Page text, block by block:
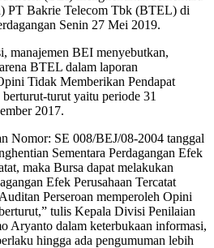
PT Bakrie Telecom Tbk (BTEL) di
Senin 27 Mei 2019.
manajemen BEI menyebutkan,
BTEL dalam laporan
Tidak Memberikan Pendapat
turut yaitu periode 31
2017.
Nomor: SE 008/BEJ/08-2004 tanggal
Sementara Perdagangan Efek
maka Bursa dapat melakukan
Efek Perusahaan Tercatat
Perseroan memperoleh Opini
tulis Kepala Divisi Penilaian
Aryanto dalam keterbukaan informasi,
hingga ada pengumuman lebih